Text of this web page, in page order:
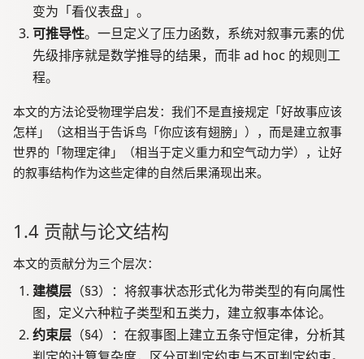
变为「看仪表盘」。
可推导性。一旦定义了压力函数，系统对叙事元素的优
先级排序就是数学推导的结果，而非 ad hoc 的规则工
程。
本文的方法论受物理学启发：我们不是直接规定「好故事应该
怎样」（这相当于告诉鸟「你应该有翅膀」），而是建立叙事
世界的「物理定律」（相当于定义重力和空气动力学），让好
的叙事结构作为这些定律的自然后果涌现出来。
1.4 贡献与论文结构
本文的贡献分为三个层次：
建模层 （§3）：将叙事状态形式化为带类型的有向属性
图，定义六种粒子类型和五类力，建立叙事本体论。
约束层 （§4）：在叙事图上建立五条守恒定律，分析其